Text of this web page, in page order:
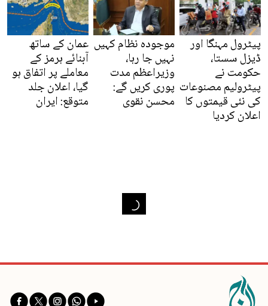
پیٹرول مہنگا اور
ڈیزل سستا،
حکومت نے
پیٹرولیم مصنوعات
کی نئی قیمتوں کا
اعلان کردیا
موجودہ نظام کہیں
نہیں جا رہا،
وزیراعظم مدت
پوری کریں گے:
محسن نقوی
عمان کے ساتھ
آبنائے ہرمز کے
معاملے پر اتفاق ہو
گیا، اعلان جلد
متوقع: ایران